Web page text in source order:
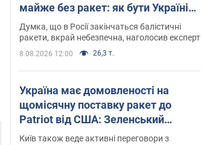
майже без ракет: як бути Україні?
Інтерв’ю з Мельником
Думка, що в Росії закінчаться балістичні
ракети, вкрай небезпечна, наголосив експерт
8.08.2026 12:00 26,3 т.
Україна має домовленості на
щомісячну поставку ракет до
Patriot від США: Зеленський
розкрив подробиці
Київ також веде активні переговори з